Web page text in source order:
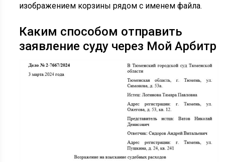
изображением корзины рядом с именем файла.
Каким способом отправить
заявление суду через Мой Арбитр